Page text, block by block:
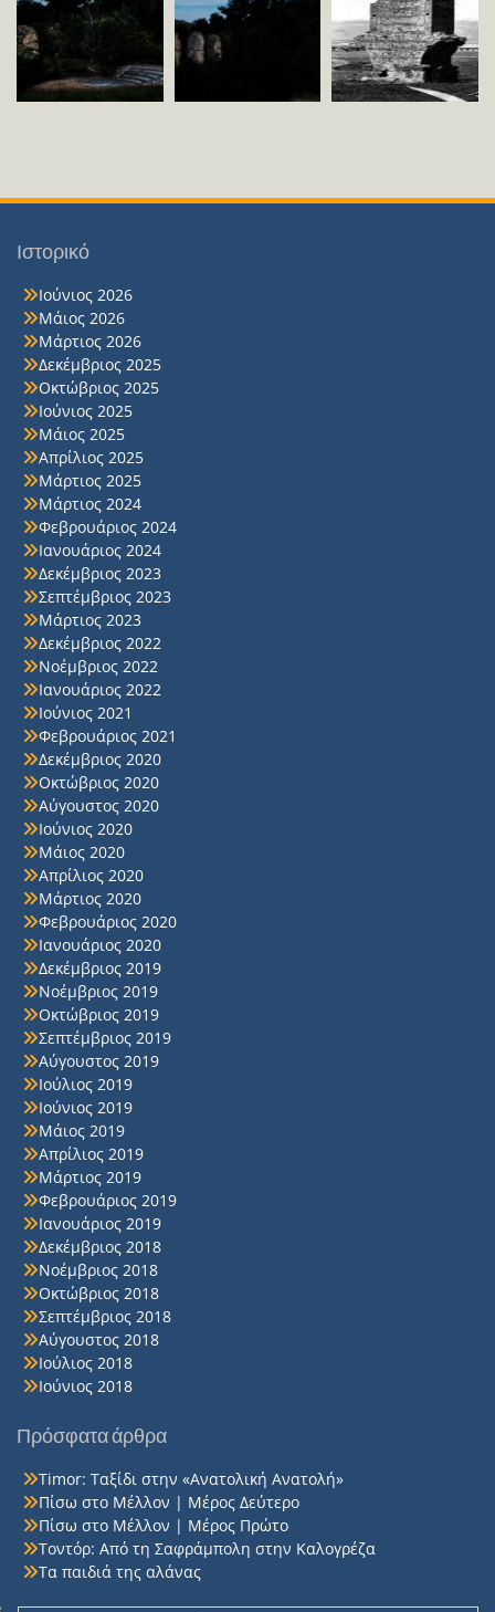
Ιστορικό
Ιούνιος 2026
Μάιος 2026
Μάρτιος 2026
Δεκέμβριος 2025
Οκτώβριος 2025
Ιούνιος 2025
Μάιος 2025
Απρίλιος 2025
Μάρτιος 2025
Μάρτιος 2024
Φεβρουάριος 2024
Ιανουάριος 2024
Δεκέμβριος 2023
Σεπτέμβριος 2023
Μάρτιος 2023
Δεκέμβριος 2022
Νοέμβριος 2022
Ιανουάριος 2022
Ιούνιος 2021
Φεβρουάριος 2021
Δεκέμβριος 2020
Οκτώβριος 2020
Αύγουστος 2020
Ιούνιος 2020
Μάιος 2020
Απρίλιος 2020
Μάρτιος 2020
Φεβρουάριος 2020
Ιανουάριος 2020
Δεκέμβριος 2019
Νοέμβριος 2019
Οκτώβριος 2019
Σεπτέμβριος 2019
Αύγουστος 2019
Ιούλιος 2019
Ιούνιος 2019
Μάιος 2019
Απρίλιος 2019
Μάρτιος 2019
Φεβρουάριος 2019
Ιανουάριος 2019
Δεκέμβριος 2018
Νοέμβριος 2018
Οκτώβριος 2018
Σεπτέμβριος 2018
Αύγουστος 2018
Ιούλιος 2018
Ιούνιος 2018
Πρόσφατα άρθρα
Timor: Ταξίδι στην «Ανατολική Ανατολή»
Πίσω στο Μέλλον | Μέρος Δεύτερο
Πίσω στο Μέλλον | Μέρος Πρώτο
Τοντόρ: Από τη Σαφράμπολη στην Καλογρέζα
Τα παιδιά της αλάνας